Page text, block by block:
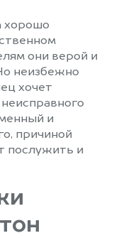
хорошо
они верой и
неизбежно
хочет
и
причиной
послужить и